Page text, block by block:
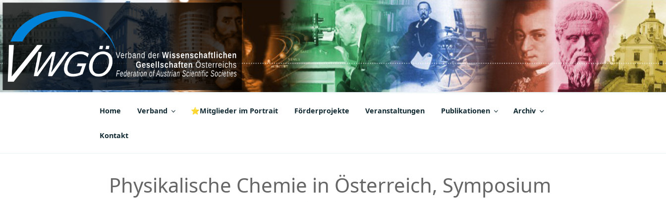
Zum
Inhalt
springen
VWGÖ
Federation of Austrian Scientific Societies
Home Verband ⭐Mitglieder im Portrait Förderprojekte Veranstaltungen Publikationen Archiv
Kontakt
Physikalische Chemie in Österreich, Symposium